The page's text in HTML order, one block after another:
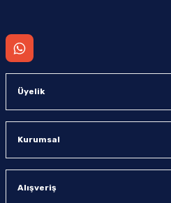
Üyelik
Kurumsal
Alışveriş